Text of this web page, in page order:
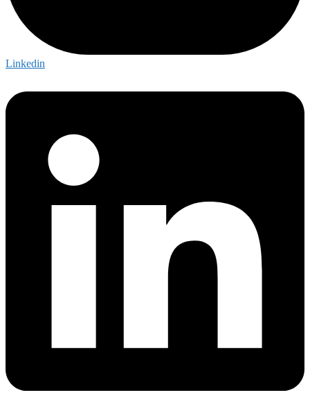
Linkedin